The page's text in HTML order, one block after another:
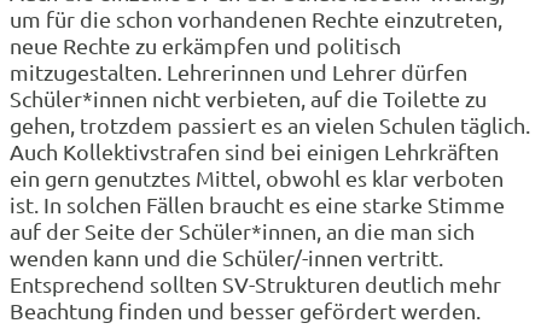
um für die schon vorhandenen Rechte einzutreten,
neue Rechte zu erkämpfen und politisch
mitzugestalten. Lehrerinnen und Lehrer dürfen
Schüler*innen nicht verbieten, auf die Toilette zu
gehen, trotzdem passiert es an vielen Schulen täglich.
Auch Kollektivstrafen sind bei einigen Lehrkräften
ein gern genutztes Mittel, obwohl es klar verboten
ist. In solchen Fällen braucht es eine starke Stimme
auf der Seite der Schüler*innen, an die man sich
wenden kann und die Schüler/-innen vertritt.
Entsprechend sollten SV-Strukturen deutlich mehr
Beachtung finden und besser gefördert werden.